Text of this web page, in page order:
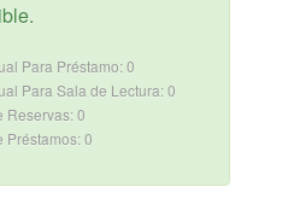
Para Préstamo: 0
Para Sala de Lectura: 0
Reservas: 0
Préstamos: 0